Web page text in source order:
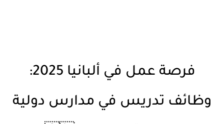
فرصة عمل في ألبانيا 2025:
وظائف تدريس في مدارس دولية